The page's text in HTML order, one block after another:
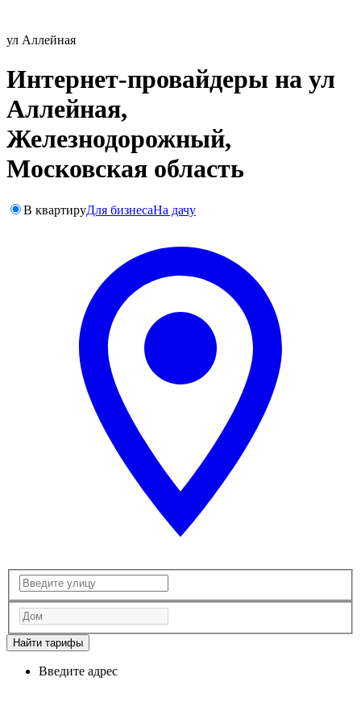
ул Аллейная
Интернет-провайдеры на ул
Аллейная,
Железнодорожный,
Московская область
В квартируДля бизнесаНа дачу
Найти тарифы
Введите адрес